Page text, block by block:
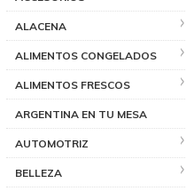
ALACENA
ALIMENTOS CONGELADOS
ALIMENTOS FRESCOS
ARGENTINA EN TU MESA
AUTOMOTRIZ
BELLEZA